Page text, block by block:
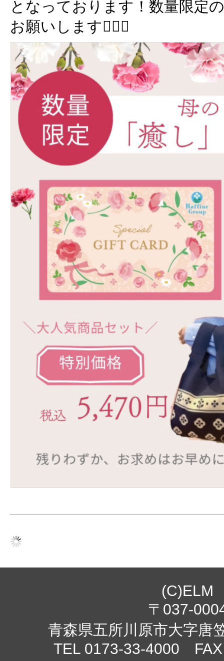
となっております！数量限定
お願いします🙇🏻‍♀️
(C)ELM
〒037-
青森県五所川原市大字唐
TEL 0173-33-4000